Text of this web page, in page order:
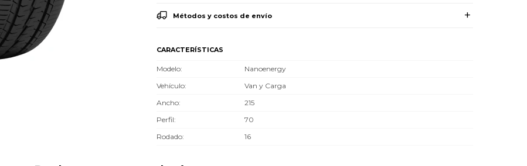
Métodos y costos de envío
CARACTERÍSTICAS
Modelo
Nanoenergy
Vehículo
Van y Carga
Ancho
215
Perfil
70
Rodado
16